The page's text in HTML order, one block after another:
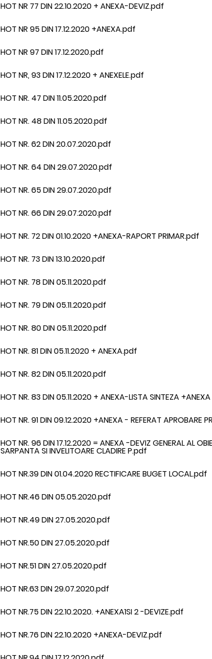
HOT NR 77 DIN 22.10.2020 + ANEXA-DEVIZ.pdf
HOT NR 95 DIN 17.12.2020 +ANEXA.pdf
HOT NR 97 DIN 17.12.2020.pdf
HOT NR, 93 DIN 17.12.2020 + ANEXELE.pdf
HOT NR. 47 DIN 11.05.2020.pdf
HOT NR. 48 DIN 11.05.2020.pdf
HOT NR. 62 DIN 20.07.2020.pdf
HOT NR. 64 DIN 29.07.2020.pdf
HOT NR. 65 DIN 29.07.2020.pdf
HOT NR. 66 DIN 29.07.2020.pdf
HOT NR. 72 DIN 01.10.2020 +ANEXA-RAPORT PRIMAR.pdf
HOT NR. 73 DIN 13.10.2020.pdf
HOT NR. 78 DIN 05.11.2020.pdf
HOT NR. 79 DIN 05.11.2020.pdf
HOT NR. 80 DIN 05.11.2020.pdf
HOT NR. 81 DIN 05.11.2020 + ANEXA.pdf
HOT NR. 82 DIN 05.11.2020.pdf
HOT NR. 83 DIN 05.11.2020 + ANEXA-LISTA SINTEZA
HOT NR. 91 DIN 09.12.2020 +ANEXA - REFERAT APROBARE
HOT NR. 96 DIN 17.12.2020 = ANEXA -DEVIZ GENERAL AL
SARPANTA SI INVELITOARE CLADIRE P.pdf
HOT NR.39 DIN 01.04.2020 RECTIFICARE BUGET LOCAL.pdf
HOT NR.46 DIN 05.05.2020.pdf
HOT NR.49 DIN 27.05.2020.pdf
HOT NR.50 DIN 27.05.2020.pdf
HOT NR.51 DIN 27.05.2020.pdf
HOT NR.63 DIN 29.07.2020.pdf
HOT NR.75 DIN 22.10.2020. +ANEXA1SI 2 -DEVIZE.pdf
HOT NR.76 DIN 22.10.2020 +ANEXA-DEVIZ.pdf